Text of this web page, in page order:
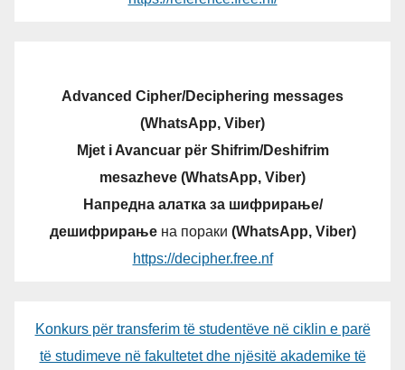
Advanced Cipher/Deciphering messages
(WhatsApp, Viber)
Mjet i Avancuar për Shifrim/Deshifrim
mesazheve (WhatsApp, Viber)
Напредна алатка за шифрирање/
дешифрирањена пораки (WhatsApp, Viber)
https://decipher.free.nf
Konkurs për transferim të studentëve në ciklin e parë
të studimeve në fakultetet dhe njësitë akademike të